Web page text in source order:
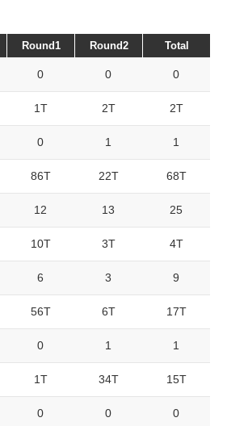
Round1 Round2 Total
0 0 0
1T 2T 2T
0 1 1
86T 22T 68T
12 13 25
10T 3T 4T
6 3 9
56T 6T 17T
0 1 1
1T 34T 15T
0 0 0